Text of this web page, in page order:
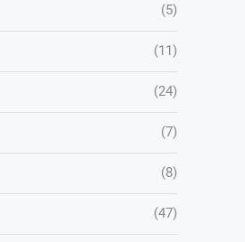
(5)
(11)
(24)
(7)
(8)
(47)